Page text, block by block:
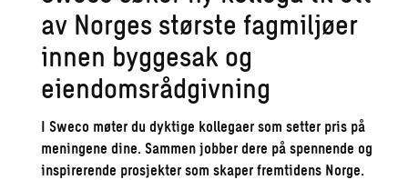
av Norges største fagmiljøer
innen byggesak og
eiendomsrådgivning
I Sweco møter du dyktige kollegaer som setter pris på
meningene dine. Sammen jobber dere på spennende og
inspirerende prosjekter som skaper fremtidens Norge.